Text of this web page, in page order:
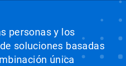
personas y los
soluciones basadas
única